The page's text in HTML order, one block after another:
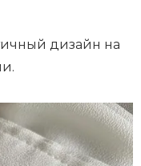
дизайн на